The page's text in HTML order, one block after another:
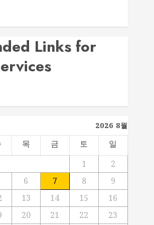
Links for
2026 8월
목 금 토
일
1
2
6 7 8
9
13 14 15
16
20 21 22 23